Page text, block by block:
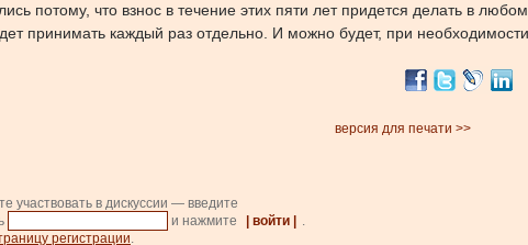
потому, что взнос в течение этих пяти лет придется делать в любом
принимать каждый раз отдельно. И можно будет, при
версия для печати >>
участвовать в дискуссии — введите
и нажмите | войти |
.
регистрации.